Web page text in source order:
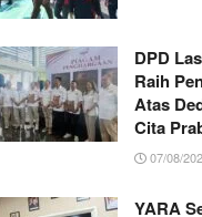
DPD
Raih
Atas
Cita
07/08/
YARA